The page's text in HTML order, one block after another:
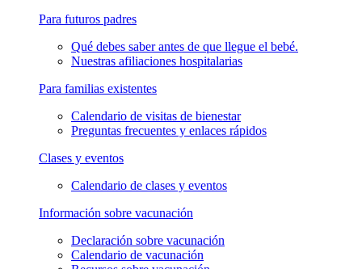
Para futuros padres
Qué debes saber antes de que llegue el bebé.
Nuestras afiliaciones hospitalarias
Para familias existentes
Calendario de visitas de bienestar
Preguntas frecuentes y enlaces rápidos
Clases y eventos
Calendario de clases y eventos
Información sobre vacunación
Declaración sobre vacunación
Calendario de vacunación